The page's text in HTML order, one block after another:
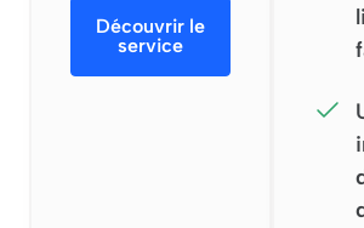
Découvrir le
service